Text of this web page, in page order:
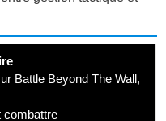
Battle Beyond The Wall,